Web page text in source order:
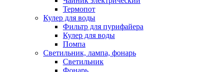
Термопот
Кулер для воды
Фильтр для пурифайера
Кулер для воды
Помпа
Светильник, лампа, фонарь
Светильник
Фонарь